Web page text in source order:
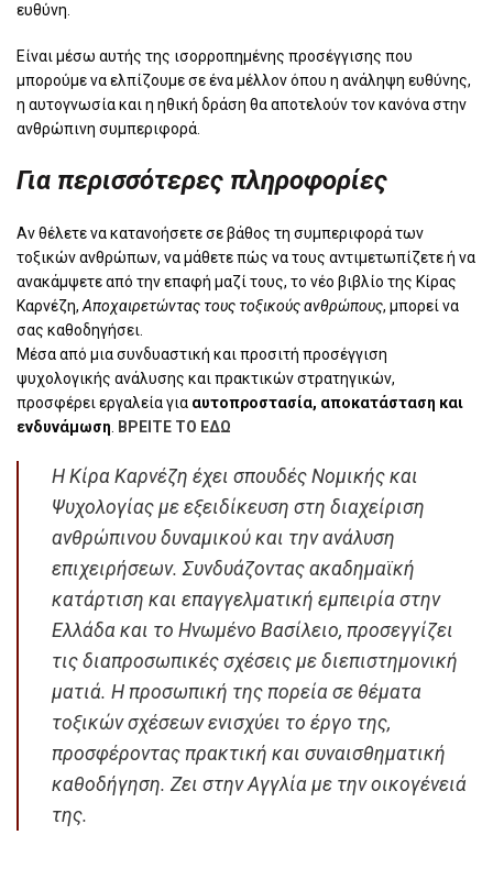
ευθύνη.
Είναι μέσω αυτής της ισορροπημένης προσέγγισης που
μπορούμε να ελπίζουμε σε ένα μέλλον όπου η ανάληψη ευθύνης,
η αυτογνωσία και η ηθική δράση θα αποτελούν τον κανόνα στην
ανθρώπινη συμπεριφορά.
Για περισσότερες πληροφορίες
Αν θέλετε να κατανοήσετε σε βάθος τη συμπεριφορά των
τοξικών ανθρώπων, να μάθετε πώς να τους αντιμετωπίζετε ή να
ανακάμψετε από την επαφή μαζί τους, το νέο βιβλίο της Κίρας
Καρνέζη,Αποχαιρετώντας τους τοξικούς ανθρώπους, μπορεί να
σας καθοδηγήσει.
Μέσα από μια συνδυαστική και προσιτή προσέγγιση
ψυχολογικής ανάλυσης και πρακτικών στρατηγικών,
προσφέρει εργαλεία για αυτοπροστασία, αποκατάσταση και
ενδυνάμωση. ΒΡΕΙΤΕ ΤΟ ΕΔΩ
Η Κίρα Καρνέζη έχει σπουδές Νομικής και
Ψυχολογίας με εξειδίκευση στη διαχείριση
ανθρώπινου δυναμικού και την ανάλυση
επιχειρήσεων. Συνδυάζοντας ακαδημαϊκή
κατάρτιση και επαγγελματική εμπειρία στην
Ελλάδα και το Ηνωμένο Βασίλειο, προσεγγίζει
τις διαπροσωπικές σχέσεις με διεπιστημονική
ματιά. Η προσωπική της πορεία σε θέματα
τοξικών σχέσεων ενισχύει το έργο της,
προσφέροντας πρακτική και συναισθηματική
καθοδήγηση. Ζει στην Αγγλία με την οικογένειά
της.